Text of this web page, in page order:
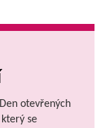
otevřených
se